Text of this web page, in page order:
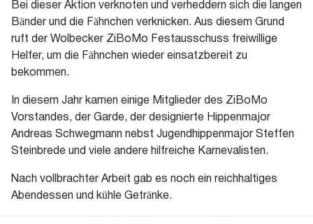
Bei dieser Aktion verknoten und verheddern sich die langen
Bänder und die Fähnchen verknicken. Aus diesem Grund
ruft der Wolbecker ZiBoMo Festausschuss freiwillige
Helfer, um die Fähnchen wieder einsatzbereit zu
bekommen.
In diesem Jahr kamen einige Mitglieder des ZiBoMo
Vorstandes, der Garde, der designierte Hippenmajor
Andreas Schwegmann nebst Jugendhippenmajor Steffen
Steinbrede und viele andere hilfreiche Karnevalisten.
Nach vollbrachter Arbeit gab es noch ein reichhaltiges
Abendessen und kühle Getränke.